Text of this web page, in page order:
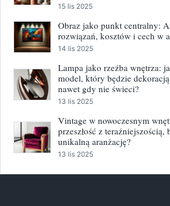
15 lis 2025
Obraz jako punkt centralny:
rozwiązań, kosztów i cech w
14 lis 2025
Lampa jako rzeźba wnętrza:
model, który będzie
nawet gdy nie świeci?
13 lis 2025
Vintage w nowoczesnym
przeszłość z teraźniejszością,
unikalną aranżację?
13 lis 2025